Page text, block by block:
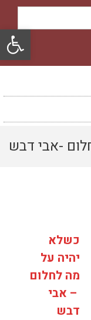
-אבי דבש
כשלא
יהיה על
מה לחלום
– אבי
דבש
פתח